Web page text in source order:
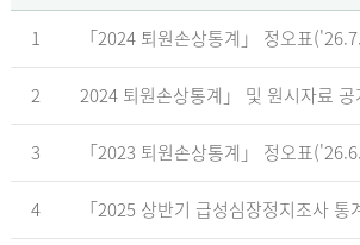
1
2 2024 퇴원손상통계」 및 원시자료 공
3
4